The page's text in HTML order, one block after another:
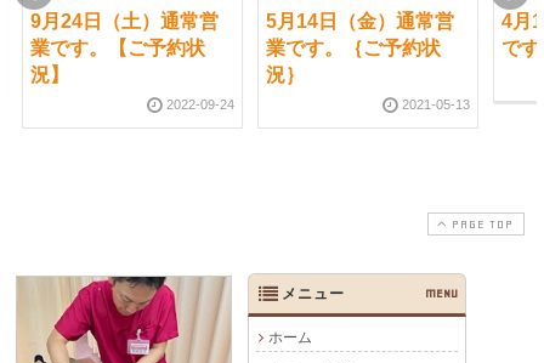
9月24日（土）通常営
業です。【ご予約状
況】
2022-09-24
5月14日（金）通常営
業です。｛ご予約状
況｝
2021-05-13
4月
で
PAGE TOP
メニュー MENU
ホーム